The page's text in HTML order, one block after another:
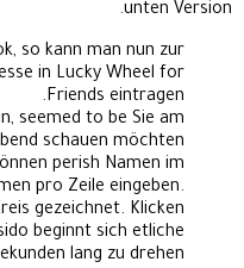
unten Version.
so kann man nun zur
in Lucky Wheel for
Friends eintragen.
seemed to be Sie am
schauen möchten?
perish Namen im
pro Zeile eingeben.
gezeichnet. Klicken
beginnt sich etliche
lang zu drehen.